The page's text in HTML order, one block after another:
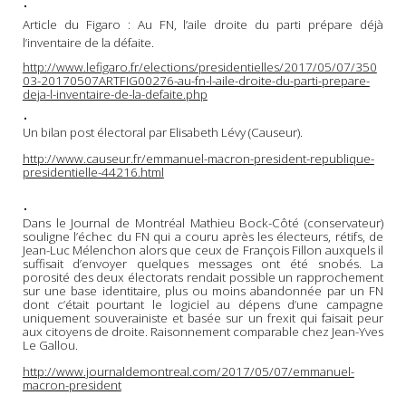
•
Article du Figaro : Au FN, l’aile droite du parti prépare déjà
l’inventaire de la défaite.
http://www.lefigaro.fr/elections/presidentielles/2017/05/07/350
03-20170507ARTFIG00276-au-fn-l-aile-droite-du-parti-prepare-
deja-l-inventaire-de-la-defaite.php
•
Un bilan post électoral par Elisabeth Lévy (Causeur).
http://www.causeur.fr/emmanuel-macron-president-republique-
presidentielle-44216.html
•
Dans le Journal de Montréal Mathieu Bock-Côté (conservateur)
souligne l’échec du FN qui a couru après les électeurs, rétifs, de
Jean-Luc Mélenchon alors que ceux de François Fillon auxquels il
suffisait d’envoyer quelques messages ont été snobés. La
porosité des deux électorats rendait possible un rapprochement
sur une base identitaire, plus ou moins abandonnée par un FN
dont c’était pourtant le logiciel au dépens d’une campagne
uniquement souverainiste et basée sur un frexit qui faisait peur
aux citoyens de droite. Raisonnement comparable chez Jean-Yves
Le Gallou.
http://www.journaldemontreal.com/2017/05/07/emmanuel-
macron-president